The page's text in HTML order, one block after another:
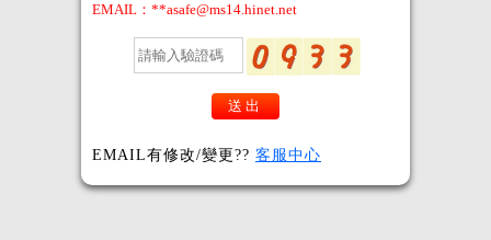
EMAIL：**asafe@ms14.hinet.net
送出
EMAIL有修改/變更?? 客服中心